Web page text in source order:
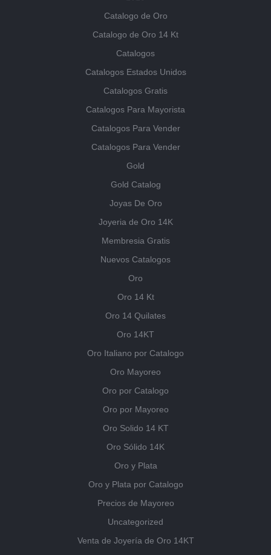
Catalogo de Oro
Catalogo de Oro 14 Kt
Catalogos
Catalogos Estados Unidos
Catalogos Gratis
Catalogos Para Mayorista
Catalogos Para Vender
Catalogos Para Vender
Gold
Gold Catalog
Joyas De Oro
Joyeria de Oro 14K
Membresia Gratis
Nuevos Catalogos
Oro
Oro 14 Kt
Oro 14 Quilates
Oro 14KT
Oro Italiano por Catalogo
Oro Mayoreo
Oro por Catalogo
Oro por Mayoreo
Oro Solido 14 KT
Oro Sólido 14K
Oro y Plata
Oro y Plata por Catalogo
Precios de Mayoreo
Uncategorized
Venta de Joyería de Oro 14KT